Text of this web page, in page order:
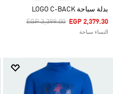
بدلة سباحة LOGO C-BACK
Price Reduced From
EGP 3,399.00ToEGP 2,379.30
النساء سباحة